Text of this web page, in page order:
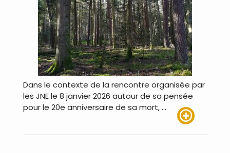
Dans le contexte de la rencontre organisée par
les JNE le 8 janvier 2026 autour de sa pensée
pour le 20e anniversaire de sa mort, …